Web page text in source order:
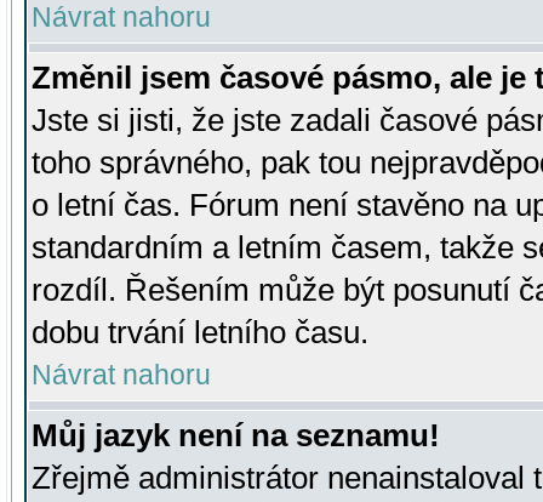
Návrat nahoru
Změnil jsem časové pásmo, ale je
Jste si jisti, že jste zadali časové
toho správného, pak tou
o letní čas. Fórum není stavěno na
standardním a letním časem, takže
rozdíl. Řešením může být posunutí
dobu trvání letního času.
Návrat nahoru
Můj jazyk není na seznamu!
Zřejmě administrátor nenainstaloval